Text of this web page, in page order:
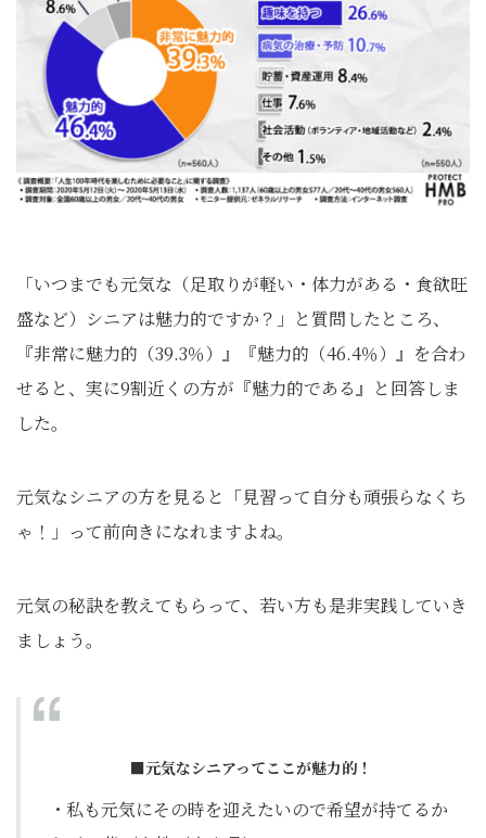
「いつまでも元気な（足取りが軽い・体力がある・食欲旺
盛など）シニアは魅力的ですか？」と質問したところ、
『非常に魅力的（39.3％）』『魅力的（46.4％）』を合わ
せると、実に9割近くの方が『魅力的である』と回答しま
した。
元気なシニアの方を見ると「見習って自分も頑張らなくち
ゃ！」って前向きになれますよね。
元気の秘訣を教えてもらって、若い方も是非実践していき
ましょう。
■元気なシニアってここが魅力的！
・私も元気にその時を迎えたいので希望が持てるか